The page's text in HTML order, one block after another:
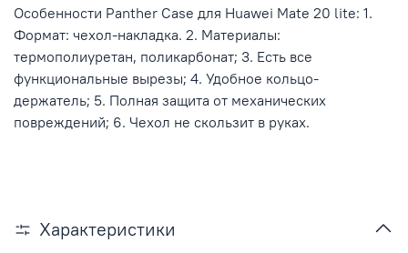
Особенности Panther Case для Huawei Mate 20 lite: 1.
Формат: чехол-накладка. 2. Материалы:
термополиуретан, поликарбонат; 3. Есть все
функциональные вырезы; 4. Удобное кольцо-
держатель; 5. Полная защита от механических
повреждений; 6. Чехол не скользит в руках.
Характеристики